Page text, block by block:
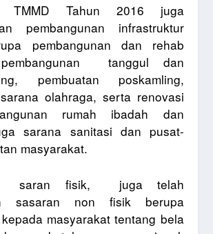
TMMD Tahun 2016 juga
pembangunan infrastruktur
pembangunan dan rehab
tanggul dan
pembuatan poskamling,
olahraga, serta renovasi
rumah ibadah dan
sarana sanitasi dan pusat-
masyarakat.
saran fisik,
juga telah
sasaran non fisik berupa
masyarakat tentang bela